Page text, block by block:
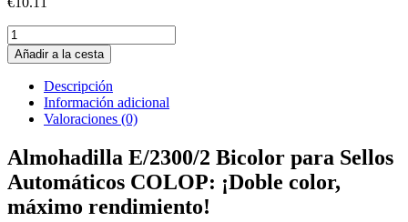
Almohadilla
E/2300
Bicolor
para
sellos
automáticos
COLOP
Classic
Line
2300,
2100/5,
Classic
Añadir a la cesta
Descripción
Información adicional
Valoraciones (0)
Almohadilla E/2300/2 Bicolor para Sellos
Automáticos COLOP: ¡Doble color,
máximo rendimiento!